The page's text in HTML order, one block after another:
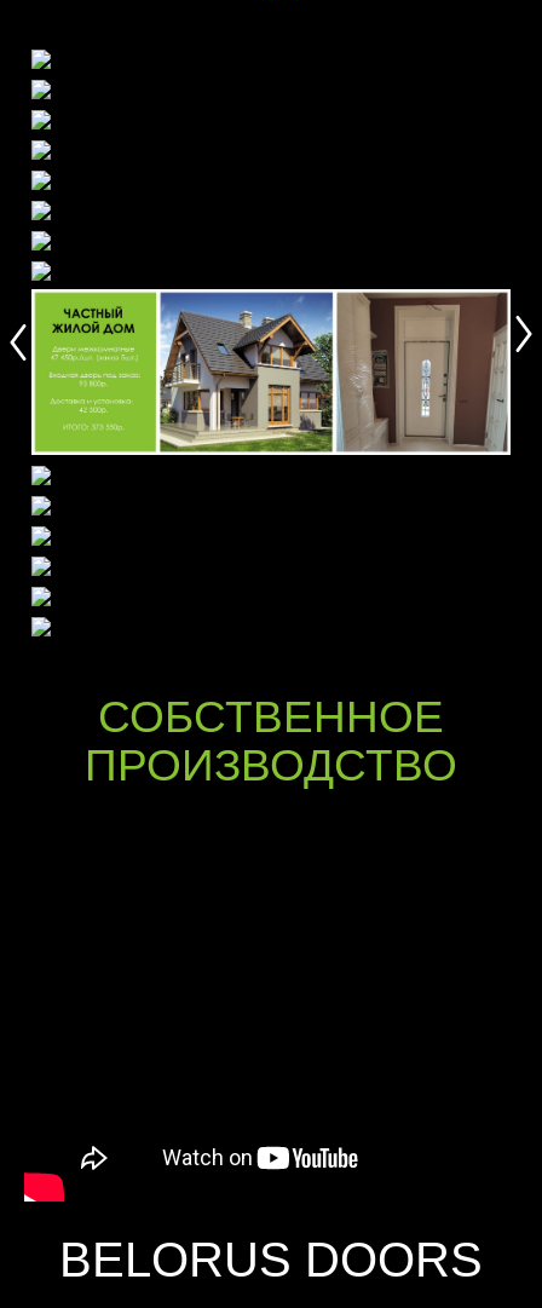
СОБСТВЕННОЕ
ПРОИЗВОДСТВО
BELORUS DOORS